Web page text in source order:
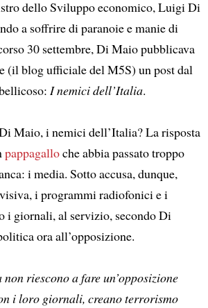
dello Sviluppo economico, Luigi Di
a soffrire di paranoie e manie di
30 settembre, Di Maio pubblicava
(il blog ufficiale del M5S) un post dal
I nemici dell’Italia.
Maio, i nemici dell’Italia? La risposta
pappagalloche abbia passato troppo
i media. Sotto accusa, dunque,
i programmi radiofonici e i
i giornali, al servizio, secondo Di
ora all’opposizione.
riescono a fare un’opposizione
i loro giornali, creano terrorismo